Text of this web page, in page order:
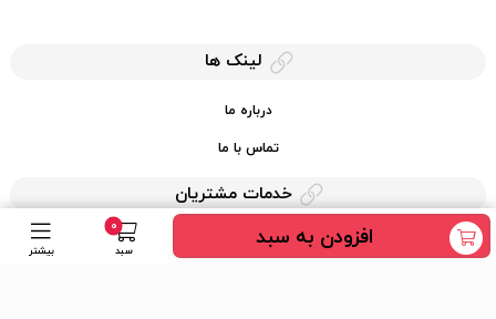
افزودن به سبد 0
سبد بیشتر
لینک ها
درباره ما
تماس با ما
خدمات مشتریان
حریم خصوصی